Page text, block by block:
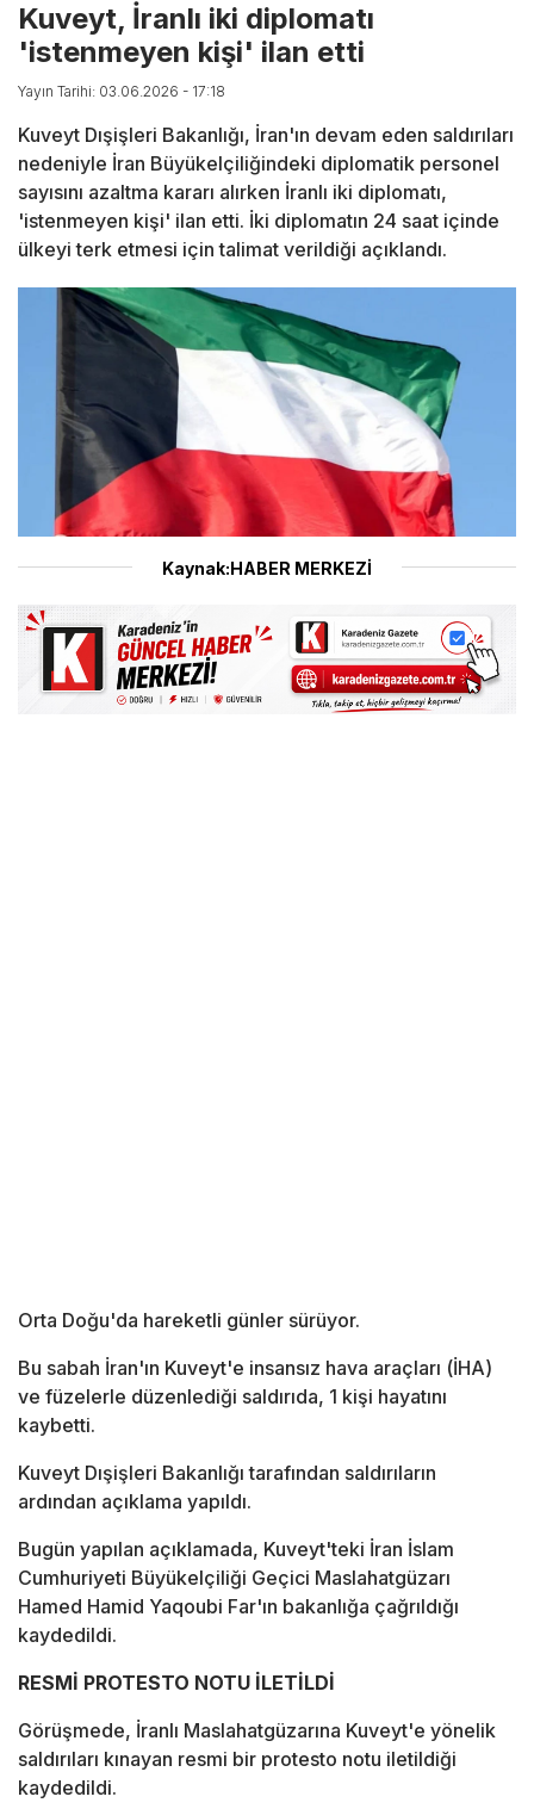
Kuveyt, İranlı iki diplomatı
'istenmeyen kişi' ilan etti
Yayın Tarihi: 03.06.2026 - 17:18
Kuveyt Dışişleri Bakanlığı, İran'ın devam eden saldırıları
nedeniyle İran Büyükelçiliğindeki diplomatik personel
sayısını azaltma kararı alırken İranlı iki diplomatı,
'istenmeyen kişi' ilan etti. İki diplomatın 24 saat içinde
ülkeyi terk etmesi için talimat verildiği açıklandı.
Kaynak:HABER MERKEZİ
Orta Doğu'da hareketli günler sürüyor.
Bu sabah İran'ın Kuveyt'e insansız hava araçları (İHA)
ve füzelerle düzenlediği saldırıda, 1 kişi hayatını
kaybetti.
Kuveyt Dışişleri Bakanlığı tarafından saldırıların
ardından açıklama yapıldı.
Bugün yapılan açıklamada, Kuveyt'teki İran İslam
Cumhuriyeti Büyükelçiliği Geçici Maslahatgüzarı
Hamed Hamid Yaqoubi Far'ın bakanlığa çağrıldığı
kaydedildi.
RESMİ PROTESTO NOTU İLETİLDİ
Görüşmede, İranlı Maslahatgüzarına Kuveyt'e yönelik
saldırıları kınayan resmi bir protesto notu iletildiği
kaydedildi.